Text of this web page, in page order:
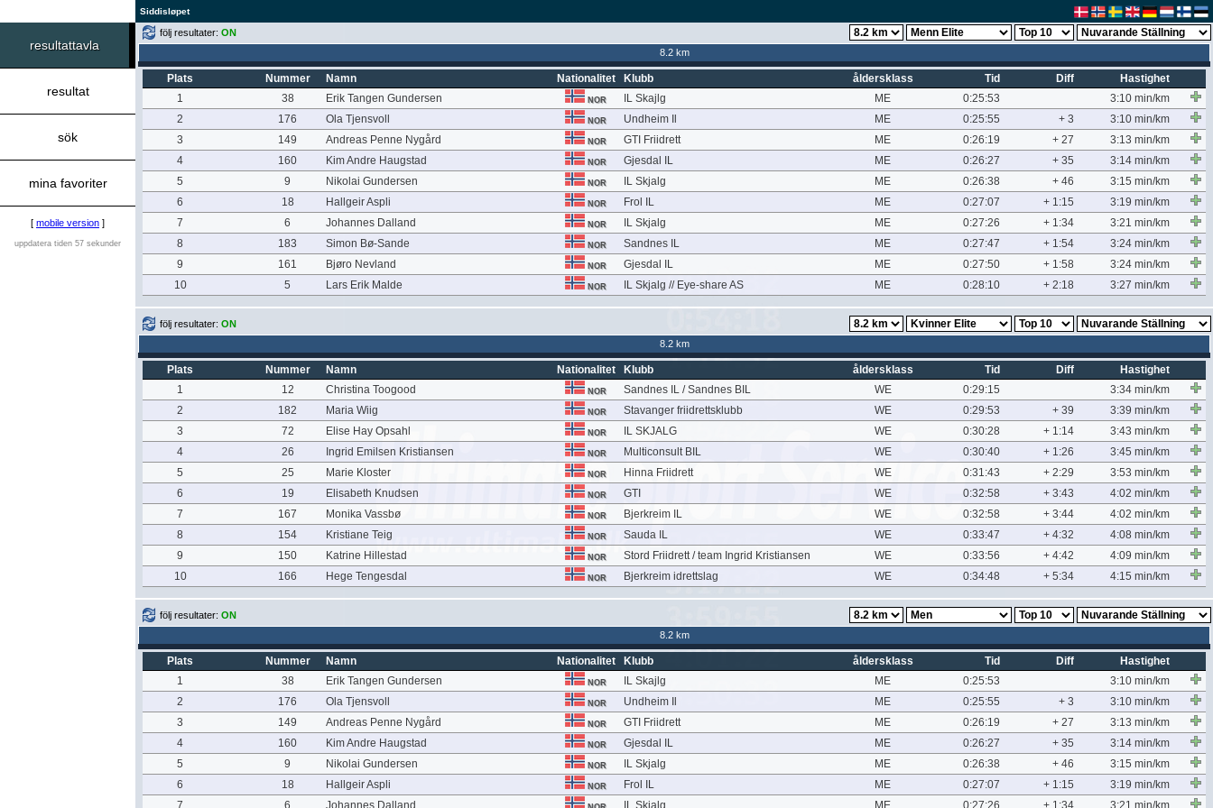
Siddisløpet
resultattavla
resultat
sök
mina favoriter
[ mobile version ]
uppdatera tiden 57 sekunder
följ resultater: ON
8.2 km
Plats Nummer Namn Nationalitet Klubb åldersklass Tid Diff
Hastighet
1
38 Erik Tangen Gundersen NOR IL Skajlg ME 0:25:53
3:10 min/km
2
176 Ola Tjensvoll NOR Undheim Il ME 0:25:55 + 3
3:10 min/km
3
149 Andreas Penne Nygård NOR GTI Friidrett ME 0:26:19 + 27
3:13 min/km
4
160 Kim Andre Haugstad NOR Gjesdal IL ME 0:26:27 + 35
3:14 min/km
5
9 Nikolai Gundersen NOR IL Skjalg ME 0:26:38 + 46
3:15 min/km
6
18 Hallgeir Aspli NOR Frol IL ME 0:27:07 + 1:15
3:19 min/km
7
6 Johannes Dalland NOR IL Skjalg ME 0:27:26 + 1:34
3:21 min/km
8
183 Simon Bø-Sande NOR Sandnes IL ME 0:27:47 + 1:54
3:24 min/km
9
161 Bjøro Nevland NOR Gjesdal IL ME 0:27:50 + 1:58
3:24 min/km
10
5 Lars Erik Malde NOR IL Skjalg // Eye-share AS ME 0:28:10 + 2:18 3:27 min/km
följ resultater: ON
8.2 km
Plats Nummer Namn Nationalitet Klubb åldersklass Tid Diff
Hastighet
1
12 Christina Toogood NOR Sandnes IL / Sandnes BIL WE 0:29:15
3:34 min/km
2
182 Maria Wiig NOR Stavanger friidrettsklubb WE 0:29:53 + 39
3:39 min/km
3
72 Elise Hay Opsahl NOR IL SKJALG WE 0:30:28 + 1:14
3:43 min/km
4
26 Ingrid Emilsen Kristiansen NOR Multiconsult BIL WE 0:30:40 + 1:26
3:45 min/km
5
25 Marie Kloster NOR Hinna Friidrett WE 0:31:43 + 2:29
3:53 min/km
6
19 Elisabeth Knudsen NOR GTI WE 0:32:58 + 3:43
4:02 min/km
7
167 Monika Vassbø NOR Bjerkreim IL WE 0:32:58 + 3:44
4:02 min/km
8
154 Kristiane Teig NOR Sauda IL WE 0:33:47 + 4:32
4:08 min/km
9
150 Katrine Hillestad NOR Stord Friidrett / team Ingrid Kristiansen WE 0:33:56 + 4:42
4:09 min/km
10
166 Hege Tengesdal NOR Bjerkreim idrettslag WE 0:34:48 + 5:34 4:15 min/km
följ resultater: ON
8.2 km
Plats Nummer Namn Nationalitet Klubb åldersklass Tid Diff
Hastighet
1
38 Erik Tangen Gundersen NOR IL Skajlg ME 0:25:53
3:10 min/km
2
176 Ola Tjensvoll NOR Undheim Il ME 0:25:55 + 3
3:10 min/km
3
149 Andreas Penne Nygård NOR GTI Friidrett ME 0:26:19 + 27
3:13 min/km
4
160 Kim Andre Haugstad NOR Gjesdal IL ME 0:26:27 + 35
3:14 min/km
5
9 Nikolai Gundersen NOR IL Skjalg ME 0:26:38 + 46
3:15 min/km
6
18 Hallgeir Aspli NOR Frol IL ME 0:27:07 + 1:15
3:19 min/km
7
6 Johannes Dalland IL Skjalg ME 0:27:26 + 1:34 3:21 min/km